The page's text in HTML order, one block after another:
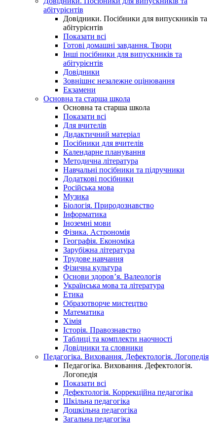
абітурієнтів
Довідники. Посібники для випускників та
абітурієнтів
Показати всі
Готові домашні завдання. Твори
Інші посібники для випускників та
абітурієнтів
Довідники
Зовнішнє незалежне оцінювання
Екзамени
Основна та старша школа
Основна та старша школа
Показати всі
Для вчителів
Дидактичний матеріал
Посібники для вчителів
Календарне планування
Методична література
Навчальні посібники та підручники
Додаткові посібники
Російська мова
Музика
Біологія. Природознавство
Інформатика
Іноземні мови
Фізика. Астрономія
Географія. Економіка
Зарубіжна література
Трудове навчання
Фізична культура
Основи здоров’я. Валеологія
Українська мова та література
Етика
Образотворче мистецтво
Математика
Хімія
Історія. Правознавство
Таблиці та комплекти наочності
Довідники та словники
Педагогіка. Виховання. Дефектологія. Логопедія
Педагогіка. Виховання. Дефектологія.
Логопедія
Показати всі
Дефектологія. Коррекційна педагогіка
Шкільна педагогіка
Дошкільна педагогіка
Загальна педагогіка